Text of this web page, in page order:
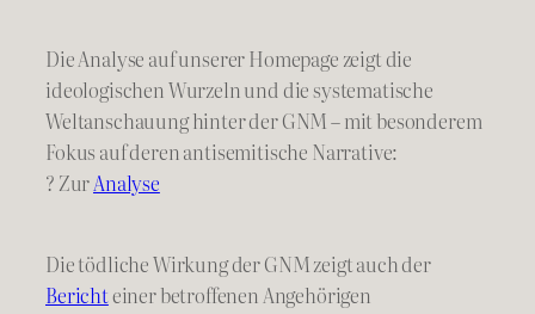
Die Analyse auf unserer Homepage zeigt die
ideologischen Wurzeln und die systematische
Weltanschauung hinter der GNM – mit besonderem
Fokus auf deren antisemitische Narrative:
? ZurAnalyse
Die tödliche Wirkung der GNM zeigt auch der
Berichteiner betroffenen Angehörigen